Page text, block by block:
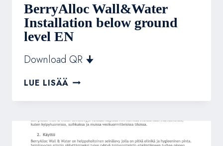
BerryAlloc Wall&Water
Installation below ground
level EN
Download QR 🠋
LUE LISÄÄ BERRYALLOC
INSTALLATION
GROUND
LEVEL
EN